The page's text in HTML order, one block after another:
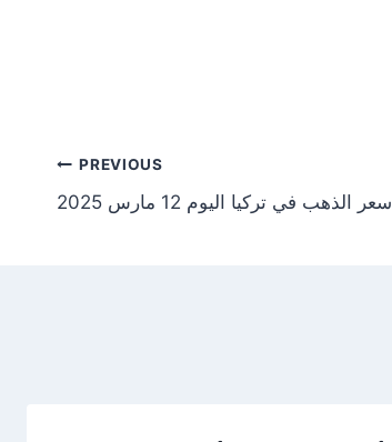
PREVIOUS
سعر الذهب في تركيا اليوم 12 مارس 2025